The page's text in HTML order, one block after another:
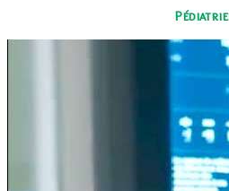
Pédiatrie